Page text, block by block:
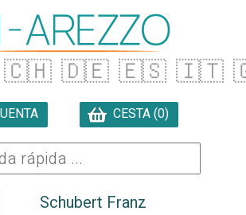
🇨🇭 🇩🇪 🇪🇸 🇮🇹
CESTA (0)
Schubert Franz